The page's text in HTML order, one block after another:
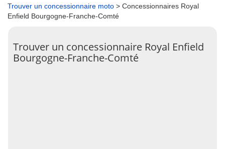
Trouver un concessionnaire moto > Concessionnaires Royal
Enfield Bourgogne-Franche-Comté
Trouver un concessionnaire Royal Enfield
Bourgogne-Franche-Comté